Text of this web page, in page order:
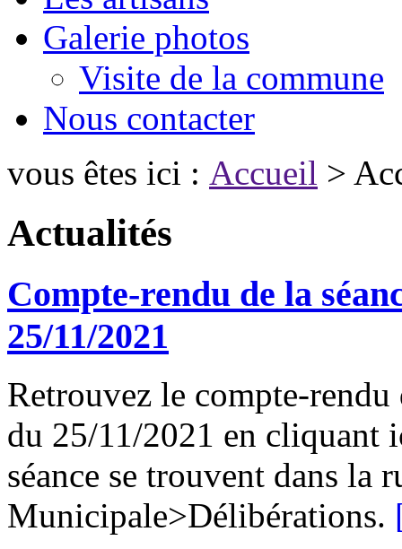
Galerie photos
Visite de la commune
Nous contacter
vous êtes ici : Accueil >
Actualités
Compte-rendu de la
25/11/2021
Retrouvez le compte-
du 25/11/2021 en cliquant
séance se trouvent dans la
Municipale>Délibérations.